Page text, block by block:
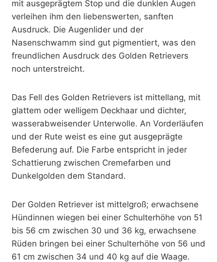
mit ausgeprägtem Stop und die dunklen Augen
verleihen ihm den liebenswerten, sanften
Ausdruck. Die Augenlider und der
Nasenschwamm sind gut pigmentiert, was den
freundlichen Ausdruck des Golden Retrievers
noch unterstreicht.
Das Fell des Golden Retrievers ist mittellang, mit
glattem oder welligem Deckhaar und dichter,
wasserabweisender Unterwolle. An Vorderläufen
und der Rute weist es eine gut ausgeprägte
Befederung auf. Die Farbe entspricht in jeder
Schattierung zwischen Cremefarben und
Dunkelgolden dem Standard.
Der Golden Retriever ist mittelgroß; erwachsene
Hündinnen wiegen bei einer Schulterhöhe von 51
bis 56 cm zwischen 30 und 36 kg, erwachsene
Rüden bringen bei einer Schulterhöhe von 56 und
61 cm zwischen 34 und 40 kg auf die Waage.